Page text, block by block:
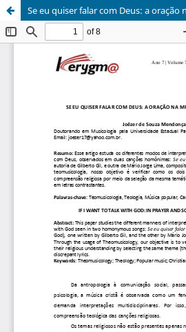
Se eu quiser falar com Deus: a oração